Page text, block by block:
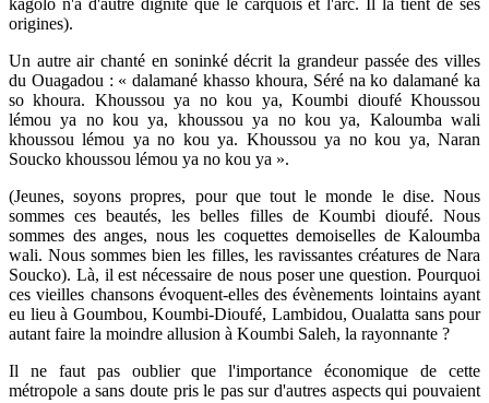
kagolo n'a d'autre dignité que le carquois et l'arc. Il la tient de ses
origines).
Un autre air chanté en soninké décrit la grandeur passée des villes
du Ouagadou : « dalamané khasso khoura, Séré na ko dalamané ka
so khoura. Khoussou ya no kou ya, Koumbi dioufé Khoussou
lémou ya no kou ya, khoussou ya no kou ya, Kaloumba wali
khoussou lémou ya no kou ya. Khoussou ya no kou ya, Naran
Soucko khoussou lémou ya no kou ya ».
(Jeunes, soyons propres, pour que tout le monde le dise. Nous
sommes ces beautés, les belles filles de Koumbi dioufé. Nous
sommes des anges, nous les coquettes demoiselles de Kaloumba
wali. Nous sommes bien les filles, les ravissantes créatures de Nara
Soucko). Là, il est nécessaire de nous poser une question. Pourquoi
ces vieilles chansons évoquent-elles des évènements lointains ayant
eu lieu à Goumbou, Koumbi-Dioufé, Lambidou, Oualatta sans pour
autant faire la moindre allusion à Koumbi Saleh, la rayonnante ?
Il ne faut pas oublier que l'importance économique de cette
métropole a sans doute pris le pas sur d'autres aspects qui pouvaient